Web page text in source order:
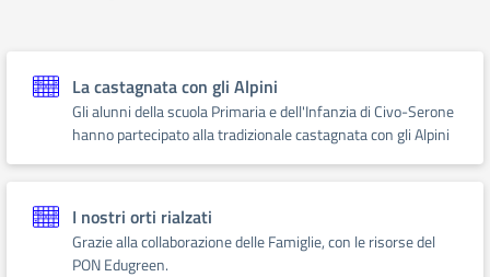
La castagnata con gli Alpini
Gli alunni della scuola Primaria e dell'Infanzia di Civo-Serone
hanno partecipato alla tradizionale castagnata con gli Alpini
I nostri orti rialzati
Grazie alla collaborazione delle Famiglie, con le risorse del
PON Edugreen.